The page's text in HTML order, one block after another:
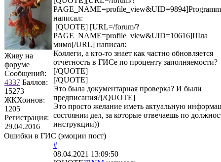
Живу на
форуме
Сообщений:
4337 Баллов:
15273
ЖКХоинов:
1205
Регистрация:
29.04.2016
написал:
[QUOTE] [URL=/forum/?
PAGE_NAME=profile_view&UID=10616]Шла
мимо[/URL] написал:
Коллеги, а кто-то знает как частно обновляется
отчетность в ГИСе по проценту заполняемости?
[/QUOTE]
[/QUOTE]
Это была документарная проверка? И были
предписания?[/QUOTE]
Это просто желание иметь актуальную
состоянии дел, за которые отвечаешь по
инструкции))
Ошибки в ГИС (эмоции пост)
#
08.04.2021 13:09:50